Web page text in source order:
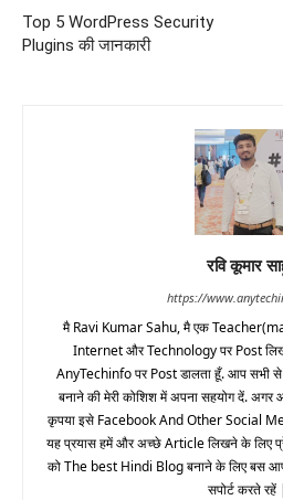
Top 5 WordPress Security
Plugins की जानकारी
रवि कूमार
https://
मै Ravi Kumar Sahu, मै एक
Internet और Technology पर Post
AnyTechinfo पर Post डालता हूँ. आप सभी
बनाने की मेरी कोशिश में अपना सहयोग दें. अगर
कृपया इसे Facebook And Other Social
यह प्रयास हमें और अच्छे Article लिखने के लिए
को The best Hindi Blog बनाने के लिए बस
सपोर्ट करते रहें |